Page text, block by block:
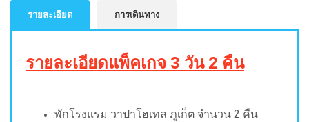
รายละเอียด การเดินทาง
รายละเอียดแพ็คเกจ 3 วัน 2 คืน
พักโรงแรม วาปาโฮเทล ภูเก็ต จำนวน 2 คืน